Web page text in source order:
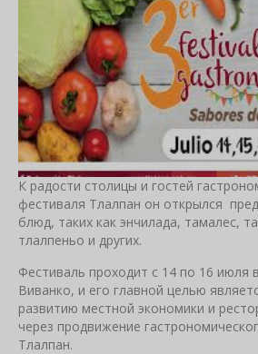
К радости столицы и гостей
фестиваля Тлалпан он открылся
блюд, таких как энчилада, тамалес,
тлалпеньо и других.
Фестиваль проходит с 14 по 16 июля
Виванко, и его главной целью
развитию местной экономики и
через продвижение
Тлалпан.